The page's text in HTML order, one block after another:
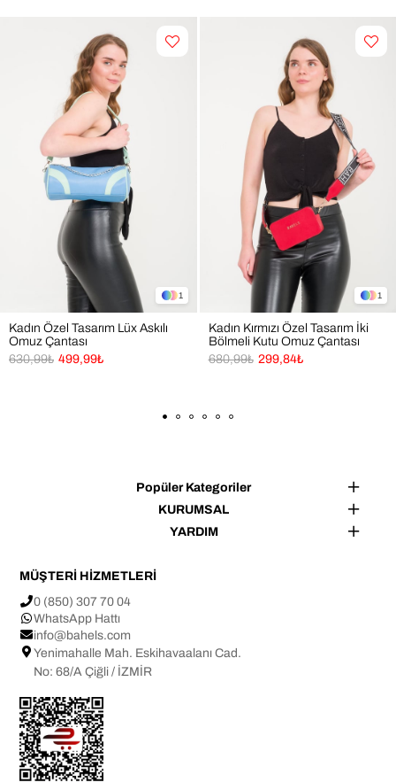
1
Kadın Özel Tasarım Lüx Askılı
Omuz Çantası
499,99₺
630,99₺
1
Kadın Kırmızı Özel Tasarım İki
Bölmeli Kutu Omuz Çantası
299,84₺
680,99₺
Popüler Kategoriler
KURUMSAL
YARDIM
MÜŞTERİ HİZMETLERİ
0 (850) 307 70 04
WhatsApp Hattı
info@bahels.com
Yenimahalle Mah. Eskihavaalanı Cad.
No: 68/A Çiğli / İZMİR